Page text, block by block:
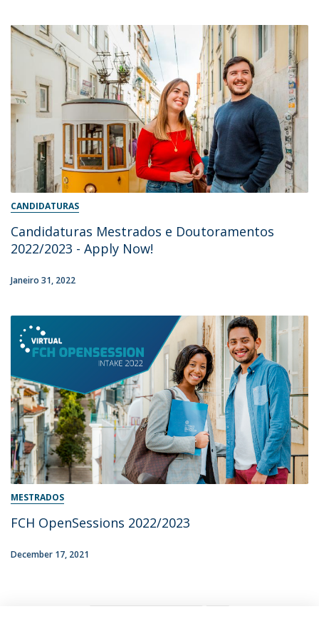
CANDIDATURAS
Candidaturas Mestrados e Doutoramentos
2022/2023 - Apply Now!
Janeiro 31, 2022
MESTRADOS
FCH OpenSessions 2022/2023
December 17, 2021